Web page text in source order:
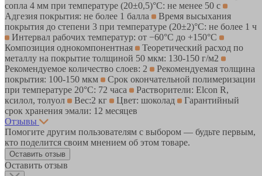
сопла 4 мм при температуре (20±0,5)°С: не менее 50 с
Адгезия покрытия: не более 1 балла
Время высыхания
покрытия до степени 3 при температуре (20±2)°С: не более 1 ч
Интервал рабочих температур: от −60°С до +150°С
Композиция однокомпонентная
Теоретический расход по
металлу на покрытие толщиной 50 мкм: 130-150 г/м2
Рекомендуемое количество слоев: 2
Рекомендуемая толщина
покрытия: 100-150 мкм
Срок окончательной полимеризации
при температуре 20°С: 72 часа
Растворители: Elcon R,
ксилол, толуол
Вес:2 кг Цвет: шоколад
Гарантийный
срок хранения эмали: 12 месяцев
Отзывы
Помогите другим пользователям с выбором — будьте первым,
кто поделится своим мнением об этом товаре.
Оставить отзыв
Оставить отзыв